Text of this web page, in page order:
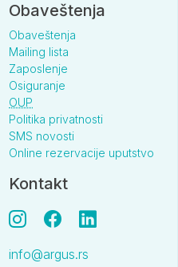
Obaveštenja
Obaveštenja
Mailing lista
Zaposlenje
Osiguranje
OUP
Politika privatnosti
SMS novosti
Online rezervacije uputstvo
Kontakt
info@argus.rs